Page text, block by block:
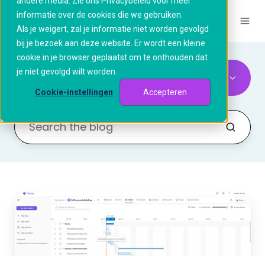
informatie over de cookies die we gebruiken.
Als je weigert, zal je informatie niet worden gevolgd
bij je bezoek aan deze website. Er wordt een kleine
cookie in je browser geplaatst om te onthouden dat
je niet gevolgd wilt worden.
Cookie-instellingen Accepteren
Adoptie
Project
Online
verdwijnt.
Is